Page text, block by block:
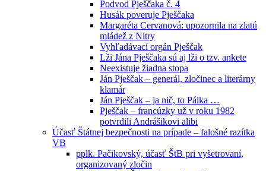
Podvod Pješčaka č. 4
Husák poveruje Pješčaka
Margaréta Cervanová: upozornila na zlatú
mládež z Nitry
Vyhľadávací orgán Pješčak
Lži Jána Pješčaka sú aj lži o tzv. ankete
Neexistuje žiadna stopa
Ján Pješčak – generál, zločinec a literárny
klamár
Ján Pješčak – ja nič, to Pálka …
Pješčak – francúzky už v roku 1982
potvrdili Andrášikovi alibi
Účasť Štátnej bezpečnosti na prípade – falošné razítka
VB
pplk. Pačikovský, účasť ŠtB pri vyšetrovaní,
organizovaný zločin